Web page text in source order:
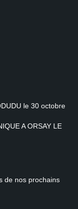
le 30 octobre
A ORSAY LE
de nos prochains